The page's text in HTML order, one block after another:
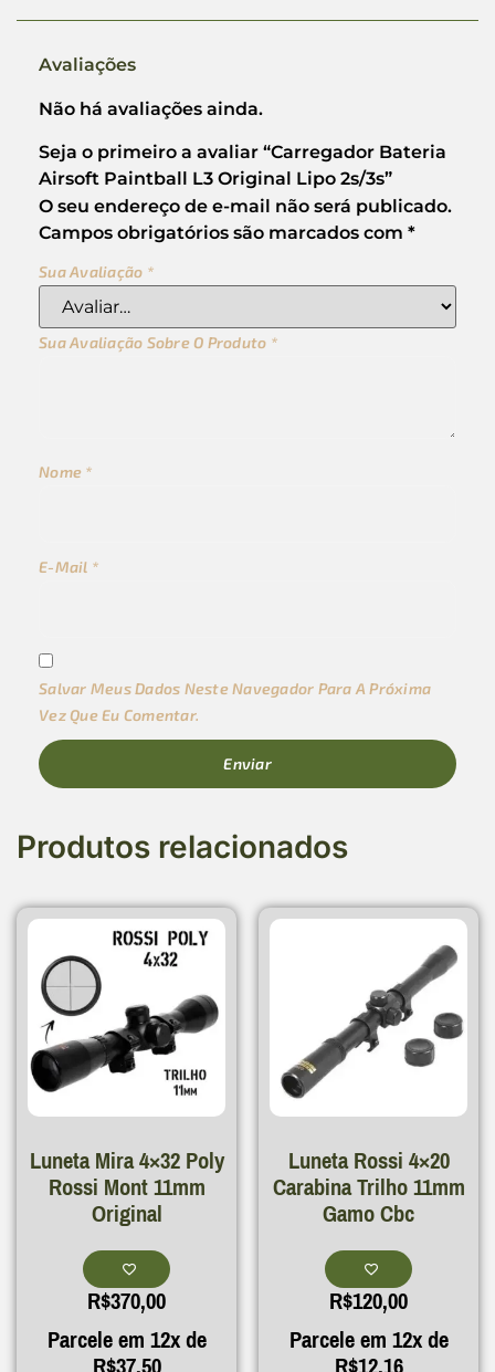
Avaliações
Não há avaliações ainda.
Seja o primeiro a avaliar “Carregador Bateria
Airsoft Paintball L3 Original Lipo 2s/3s”
O seu endereço de e-mail não será publicado.
Campos obrigatórios são marcados com *
Sua Avaliação *
Sua Avaliação Sobre O Produto *
Nome *
E-Mail *
Salvar Meus Dados Neste Navegador Para A Próxima
Vez Que Eu Comentar.
Produtos relacionados
Luneta Mira 4×32 Poly
Rossi Mont 11mm
Original
R$370,00
Parcele em 12x de
Luneta Rossi 4×20
Carabina Trilho 11mm
Gamo Cbc
R$120,00
Parcele em 12x de